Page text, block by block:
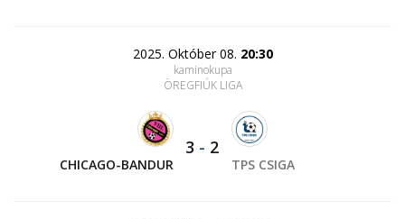
2025. Október 08. 20:30
kaminokupa
ÖREGFIÚK LIGA
CHICAGO-BANDUR
3 - 2
TPS CSIGA